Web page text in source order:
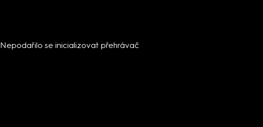
Nepodařilo se inicializovat přehrávač